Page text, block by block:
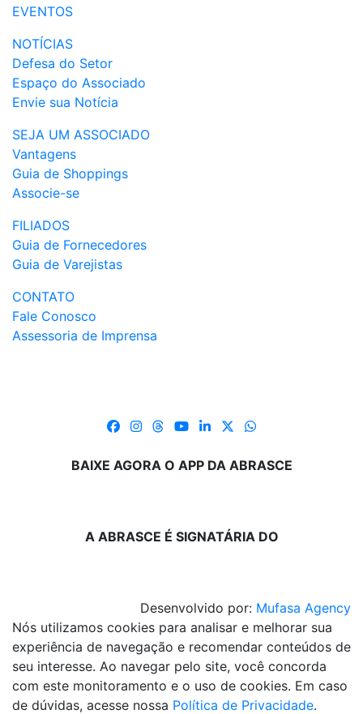
EVENTOS
NOTÍCIAS
Defesa do Setor
Espaço do Associado
Envie sua Notícia
SEJA UM ASSOCIADO
Vantagens
Guia de Shoppings
Associe-se
FILIADOS
Guia de Fornecedores
Guia de Varejistas
CONTATO
Fale Conosco
Assessoria de Imprensa
BAIXE AGORA O APP DA ABRASCE
A ABRASCE É SIGNATÁRIA DO
Desenvolvido por: Mufasa Agency
Nós utilizamos cookies para analisar e melhorar sua
experiência de navegação e recomendar conteúdos de
seu interesse. Ao navegar pelo site, você concorda
com este monitoramento e o uso de cookies. Em caso
de dúvidas, acesse nossa Política de Privacidade.